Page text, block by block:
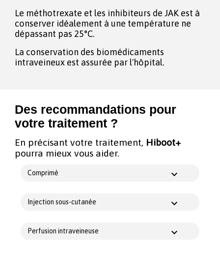
Le méthotrexate et les inhibiteurs de JAK est à
conserver idéalement à une température ne
dépassant pas 25°C.
La conservation des biomédicaments
intraveineux est assurée par l'hôpital.
Des recommandations pour
votre traitement ?
En précisant votre traitement, Hiboot+
pourra mieux vous aider.
Comprimé
Injection sous-cutanée
Perfusion intraveineuse